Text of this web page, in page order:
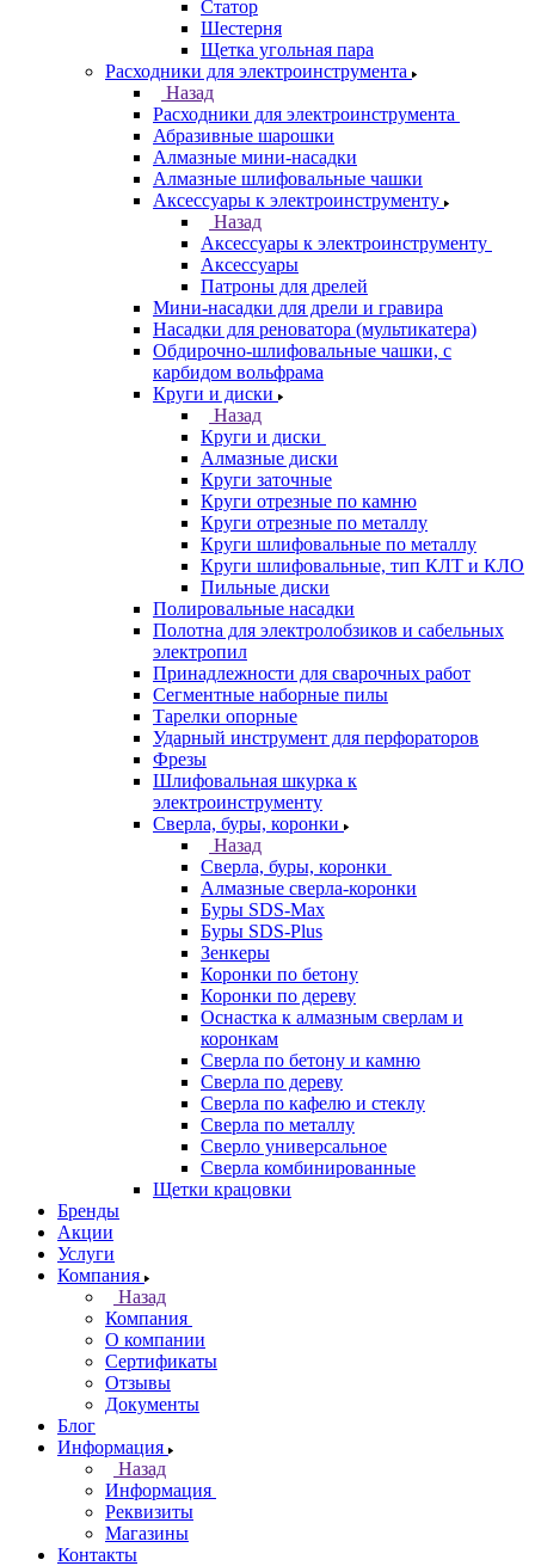
Статор
Шестерня
Щетка угольная пара
Расходники для электроинструмента
Назад
Расходники для электроинструмента
Абразивные шарошки
Алмазные мини-насадки
Алмазные шлифовальные чашки
Аксессуары к электроинструменту
Назад
Аксессуары к электроинструменту
Аксессуары
Патроны для дрелей
Мини-насадки для дрели и гравира
Насадки для реноватора (мультикатера)
Обдирочно-шлифовальные чашки, с
карбидом вольфрама
Круги и диски
Назад
Круги и диски
Алмазные диски
Круги заточные
Круги отрезные по камню
Круги отрезные по металлу
Круги шлифовальные по металлу
Круги шлифовальные, тип КЛТ и КЛО
Пильные диски
Полировальные насадки
Полотна для электролобзиков и сабельных
электропил
Принадлежности для сварочных работ
Сегментные наборные пилы
Тарелки опорные
Ударный инструмент для перфораторов
Фрезы
Шлифовальная шкурка к
электроинструменту
Сверла, буры, коронки
Назад
Сверла, буры, коронки
Алмазные сверла-коронки
Буры SDS-Max
Буры SDS-Plus
Зенкеры
Коронки по бетону
Коронки по дереву
Оснастка к алмазным сверлам и
коронкам
Сверла по бетону и камню
Сверла по дереву
Сверла по кафелю и стеклу
Сверла по металлу
Сверло универсальное
Сверла комбинированные
Щетки крацовки
Бренды
Акции
Услуги
Компания
Назад
Компания
О компании
Сертификаты
Отзывы
Документы
Блог
Информация
Назад
Информация
Реквизиты
Магазины
Контакты